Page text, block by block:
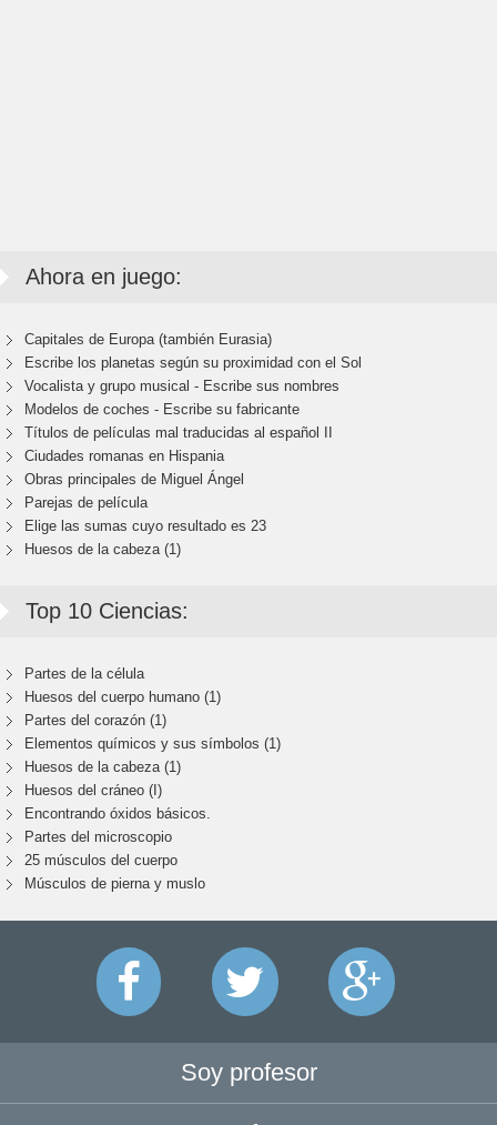
Ahora en juego:
Capitales de Europa (también Eurasia)
Escribe los planetas según su proximidad con el Sol
Vocalista y grupo musical - Escribe sus nombres
Modelos de coches - Escribe su fabricante
Títulos de películas mal traducidas al español II
Ciudades romanas en Hispania
Obras principales de Miguel Ángel
Parejas de película
Elige las sumas cuyo resultado es 23
Huesos de la cabeza (1)
Top 10 Ciencias:
Partes de la célula
Huesos del cuerpo humano (1)
Partes del corazón (1)
Elementos químicos y sus símbolos (1)
Huesos de la cabeza (1)
Huesos del cráneo (I)
Encontrando óxidos básicos.
Partes del microscopio
25 músculos del cuerpo
Músculos de pierna y muslo
Soy profesor